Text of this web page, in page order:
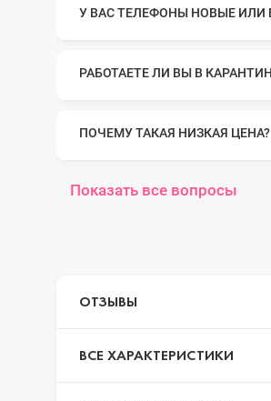
У ВАС ТЕЛЕФОНЫ НОВЫЕ ИЛИ
РАБОТАЕТЕ ЛИ ВЫ В
ПОЧЕМУ ТАКАЯ НИЗКАЯ ЦЕНА?
Показать все вопросы
ОТЗЫВЫ
ВСЕ ХАРАКТЕРИСТИКИ